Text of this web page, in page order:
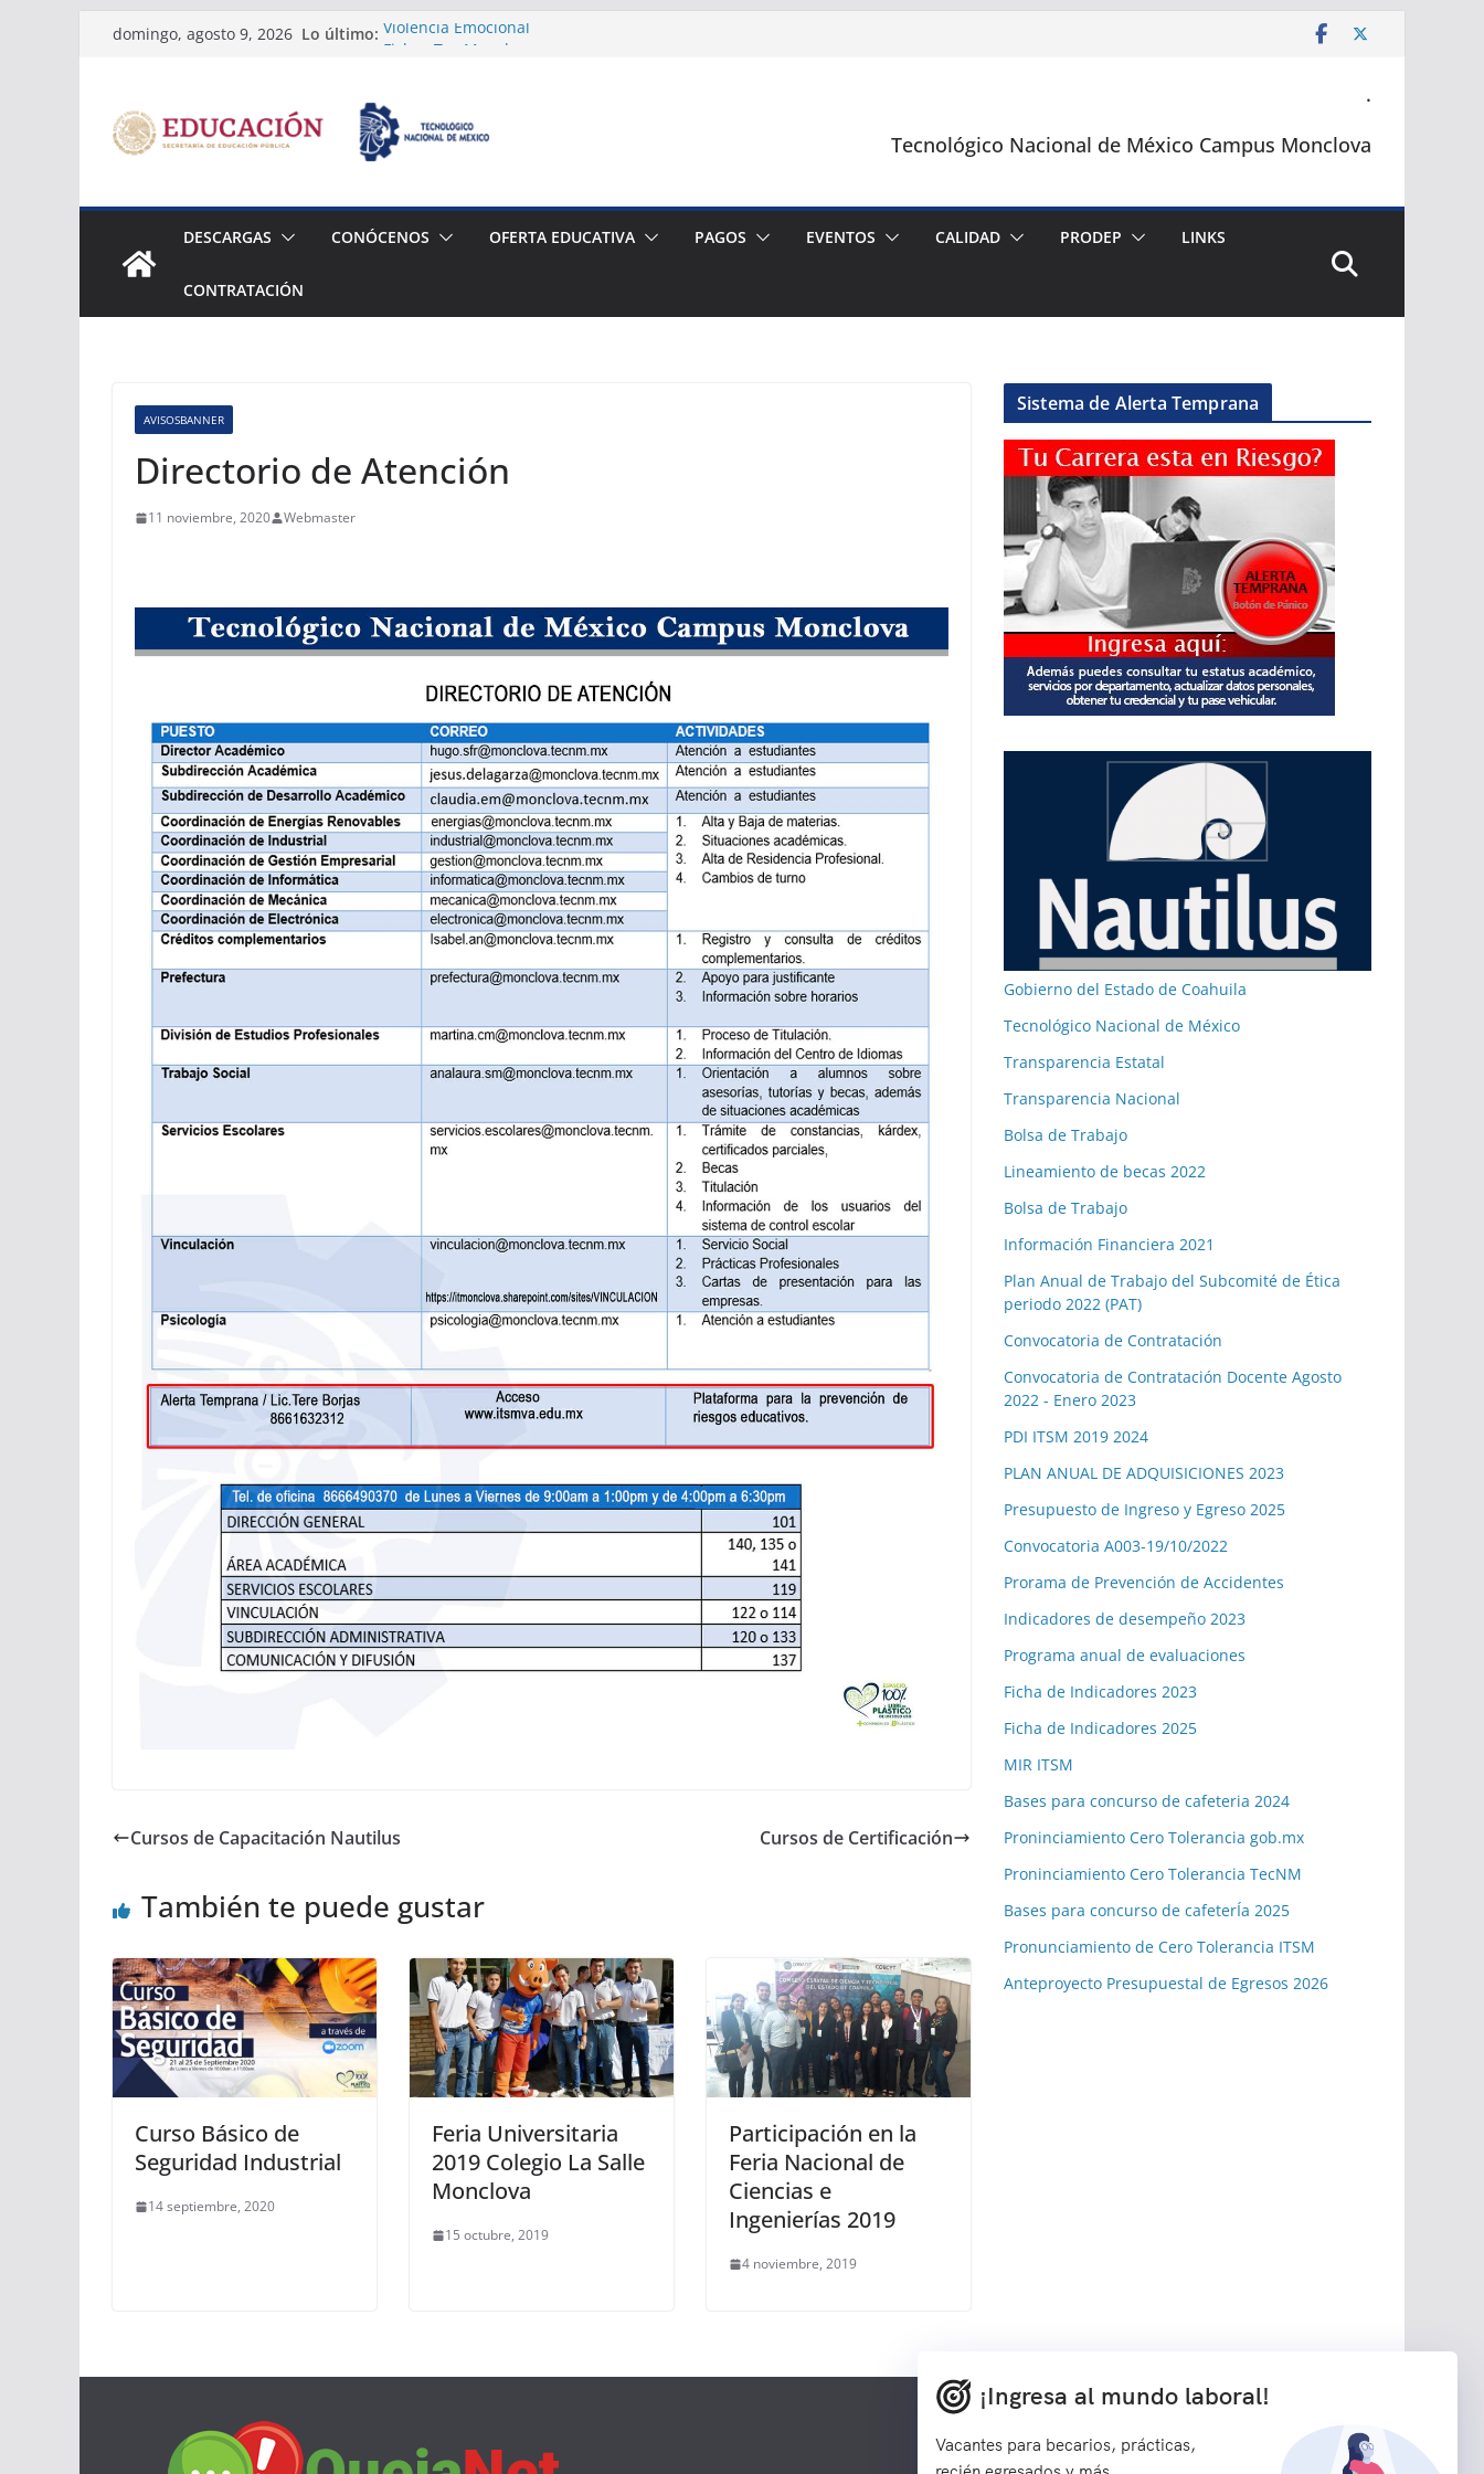
Saltardomingo, agosto 9, 2026 Lo último: Violencia Emocional
SUMOBOT
.
Tecnológico Nacional de México Campus Monclova
DESCARGAS CONÓCENOS OFERTA EDUCATIVA PAGOS EVENTOS CALIDAD PRODEP LINKS
CONTRATACIÓN
AVISOSBANNER
Directorio de Atención
11 noviembre, 2020 Webmaster
Cursos de Capacitación Nautilus Cursos de Certificación
También te puede gustar
Curso Básico de
Seguridad Industrial
14 septiembre, 2020
Feria Universitaria
2019 Colegio La Salle
Monclova
15 octubre, 2019
Participación en la
Feria Nacional de
Ciencias e
Ingenierías 2019
4 noviembre, 2019
Sistema de Alerta Temprana
¡Ingresa al mundo laboral!
Vacantes para becarios, prácticas,
Gobierno del Estado de Coahuila
Tecnológico Nacional de México
Transparencia Estatal
Transparencia Nacional
Bolsa de Trabajo
Lineamiento de becas 2022
Bolsa de Trabajo
Información Financiera 2021
Plan Anual de Trabajo del Subcomité de Ética
periodo 2022 (PAT)
Convocatoria de Contratación
Convocatoria de Contratación Docente Agosto
2022 - Enero 2023
PDI ITSM 2019 2024
PLAN ANUAL DE ADQUISICIONES 2023
Presupuesto de Ingreso y Egreso 2025
Convocatoria A003-19/10/2022
Prorama de Prevención de Accidentes
Indicadores de desempeño 2023
Programa anual de evaluaciones
Ficha de Indicadores 2023
Ficha de Indicadores 2025
MIR ITSM
Bases para concurso de cafeteria 2024
Proninciamiento Cero Tolerancia gob.mx
Proninciamiento Cero Tolerancia TecNM
Bases para concurso de cafeterÍa 2025
Pronunciamiento de Cero Tolerancia ITSM
Anteproyecto Presupuestal de Egresos 2026